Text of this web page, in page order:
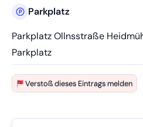
Parkplatz
Parkplatz Ollnsstraße
Parkplatz
Verstoß dieses Eintrags melden